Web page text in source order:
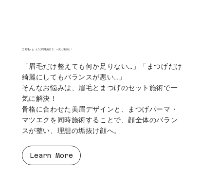
① 眉毛 × まつげの同時施術で、一気に垢抜け！
「眉毛だけ整えても何か足りない…」「まつげだけ
綺麗にしてもバランスが悪い…」
そんなお悩みは、眉毛とまつげのセット施術で一
気に解決！
骨格に合わせた美眉デザインと、まつげパーマ・
マツエクを同時施術することで、顔全体のバラン
スが整い、理想の垢抜け顔へ。
Learn More